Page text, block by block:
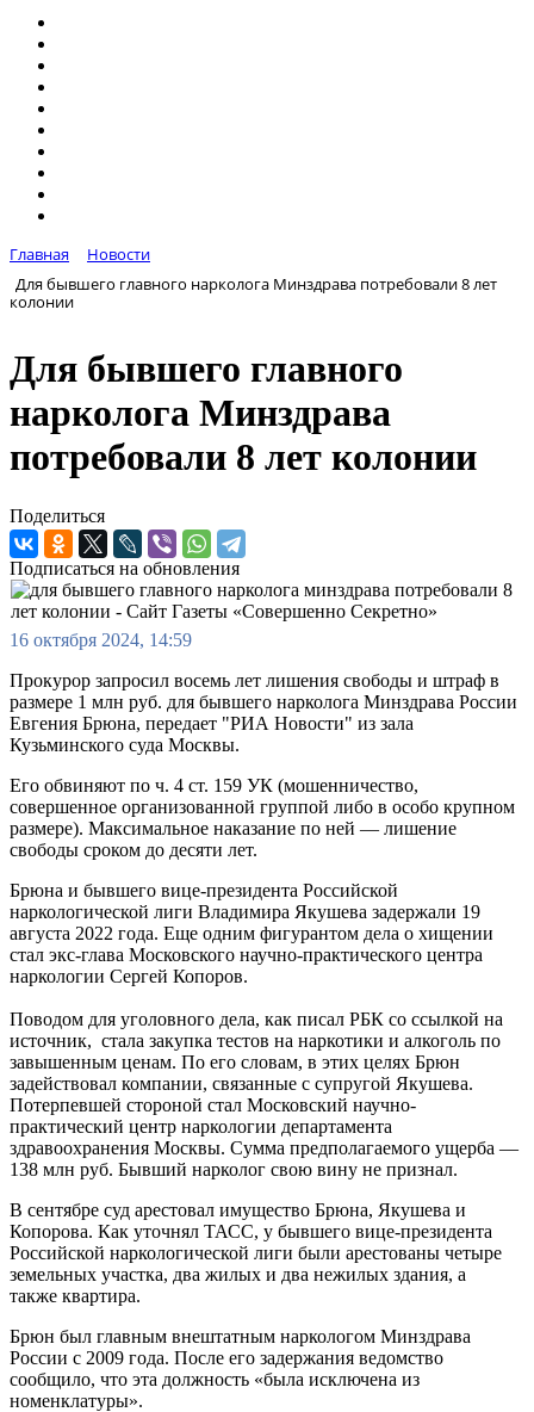
Главная
Новости
Для бывшего главного нарколога Минздрава потребовали 8 лет
колонии
Для бывшего главного
нарколога Минздрава
потребовали 8 лет колонии
Поделиться
Подписаться на обновления
16 октября 2024, 14:59
Прокурор запросил восемь лет лишения свободы и штраф в
размере 1 млн руб. для бывшего нарколога Минздрава России
Евгения Брюна, передает "РИА Новости" из зала
Кузьминского суда Москвы.
Его обвиняют по ч. 4 ст. 159 УК (мошенничество,
совершенное организованной группой либо в особо крупном
размере). Максимальное наказание по ней — лишение
свободы сроком до десяти лет.
Брюна и бывшего вице-президента Российской
наркологической лиги Владимира Якушева задержали 19
августа 2022 года. Еще одним фигурантом дела о хищении
стал экс-глава Московского научно-практического центра
наркологии Сергей Копоров.
Поводом для уголовного дела, как писал РБК со ссылкой на
источник, стала закупка тестов на наркотики и алкоголь по
завышенным ценам. По его словам, в этих целях Брюн
задействовал компании, связанные с супругой Якушева.
Потерпевшей стороной стал Московский научно-
практический центр наркологии департамента
здравоохранения Москвы. Сумма предполагаемого ущерба —
138 млн руб. Бывший нарколог свою вину не признал.
В сентябре суд арестовал имущество Брюна, Якушева и
Копорова. Как уточнял ТАСС, у бывшего вице-президента
Российской наркологической лиги были арестованы четыре
земельных участка, два жилых и два нежилых здания, а
также квартира.
Брюн был главным внештатным наркологом Минздрава
России с 2009 года. После его задержания ведомство
сообщило, что эта должность «была исключена из
номенклатуры».